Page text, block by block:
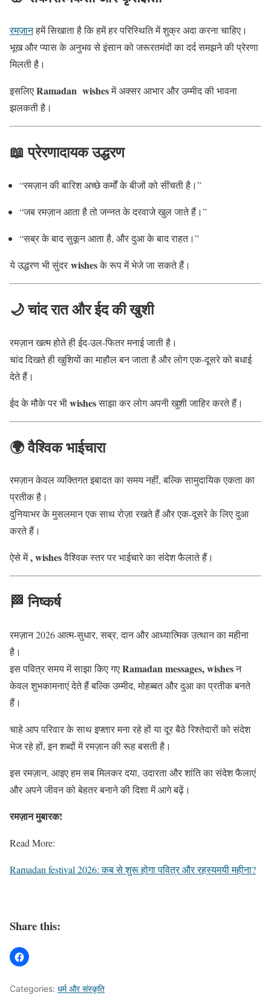
रमज़ानहमें सिखाता है कि हमें हर परिस्थिति में शुक्र अदा करना चाहिए।
भूख और प्यास के अनुभव से इंसान को जरूरतमंदों का दर्द समझने की प्रेरणा
मिलती है।
इसलिएRamadan wishesमें अक्सर आभार और उम्मीद की भावना
झलकती है।
📖 प्रेरणादायक उद्धरण
“रमज़ान की बारिश अच्छे कर्मों के बीजों को सींचती है।”
“जब रमज़ान आता है तो जन्नत के दरवाजे खुल जाते हैं।”
“सब्र के बाद सुकून आता है, और दुआ के बाद राहत।”
ये उद्धरण भी सुंदर wishesके रूप में भेजे जा सकते हैं।
🌙 चांद रात और ईद की खुशी
रमज़ान खत्म होते ही ईद-उल-फितर मनाई जाती है।
चांद दिखते ही खुशियों का माहौल बन जाता है और लोग एक-दूसरे को बधाई
देते हैं।
ईद के मौके पर भीwishesसाझा कर लोग अपनी खुशी जाहिर करते हैं।
🌍 वैश्विक भाईचारा
रमज़ान केवल व्यक्तिगत इबादत का समय नहीं, बल्कि सामुदायिक एकता का
प्रतीक है।
दुनियाभर के मुसलमान एक साथ रोज़ा रखते हैं और एक-दूसरे के लिए दुआ
करते हैं।
ऐसे में, wishesवैश्विक स्तर पर भाईचारे का संदेश फैलाते हैं।
🏁 निष्कर्ष
रमज़ान 2026 आत्म-सुधार, सब्र, दान और आध्यात्मिक उत्थान का महीना
है।
इस पवित्र समय में साझा किए गएRamadan messages, wishesन
केवल शुभकामनाएं देते हैं बल्कि उम्मीद, मोहब्बत और दुआ का प्रतीक बनते
हैं।
चाहे आप परिवार के साथ इफ्तार मना रहे हों या दूर बैठे रिश्तेदारों को संदेश
भेज रहे हों, इन शब्दों में रमज़ान की रूह बसती है।
इस रमज़ान, आइए हम सब मिलकर दया, उदारता और शांति का संदेश फैलाएं
और अपने जीवन को बेहतर बनाने की दिशा में आगे बढ़ें।
रमज़ान मुबारक!
Read More:
Ramadan festival 2026: कब से शुरू होगा पवित्र और रहस्यमयी महीना?
Share this:
Categories: धर्म और संस्कृति